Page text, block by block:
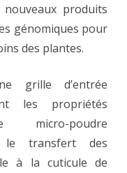
produits
génomiques pour
des plantes.
grille d’entrée
les propriétés
micro-poudre
le transfert des
à la cuticule de